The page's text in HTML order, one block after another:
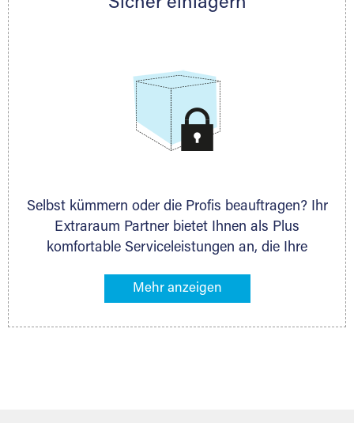
persönlich hinsichtlich Lagervolumen und zu
Selbst kümmern oder die Profis beauftragen? Ihr
Extraraum Partner bietet Ihnen als Plus
komfortable Serviceleistungen an, die Ihre
gehören z. B. Verpackungsservice, Lieferung von
Ihr Lagergut wird bei Ihrem Extraraum Partner